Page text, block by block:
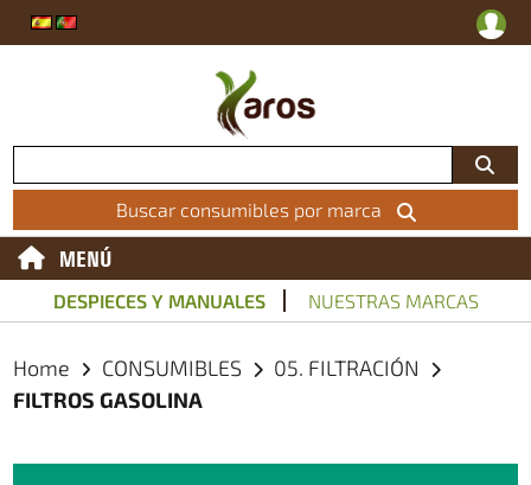
Buscar consumibles por marca
MENÚ
DESPIECES Y MANUALES NUESTRAS MARCAS
Home CONSUMIBLES
05. FILTRACIÓN
FILTROS GASOLINA